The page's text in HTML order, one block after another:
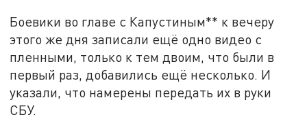
Боевики во главе с Капустиным** к вечеру
этого же дня записали ещё одно видео с
пленными, только к тем двоим, что были в
первый раз, добавились ещё несколько. И
указали, что намерены передать их в руки
СБУ.